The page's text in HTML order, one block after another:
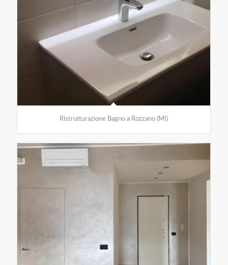
Ristrutturazione Bagno a Rozzano (MI)